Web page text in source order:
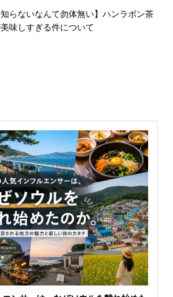
知らないなんて勿体無い】ハンラボン茶
味しすぎる件について